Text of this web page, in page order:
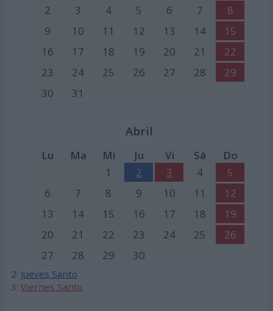
2
3 4 5 6 7
8
9
10 11 12 13 14
15
16
17 18 19 20 21
22
23
24 25 26 27 28
29
30
31
Abril
Lu Ma Mi Ju Vi Sá
Do
1
2 3 4
5
6
7 8 9 10 11
12
13
14 15 16 17 18
19
20
21 22 23 24 25
26
27
28 29 30
2: Jueves Santo
3: Viernes Santo